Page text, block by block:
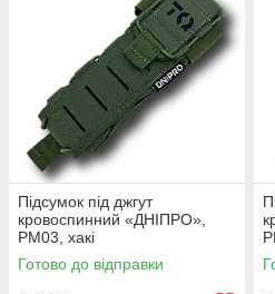
Підсумок під джгут
кровоспинний «ДНІПРО»,
РМ03, хакі
Готово до відправки